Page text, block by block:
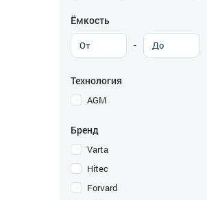
Ёмкость
-
Технология
AGM
Бренд
Varta
Hitec
Forvard